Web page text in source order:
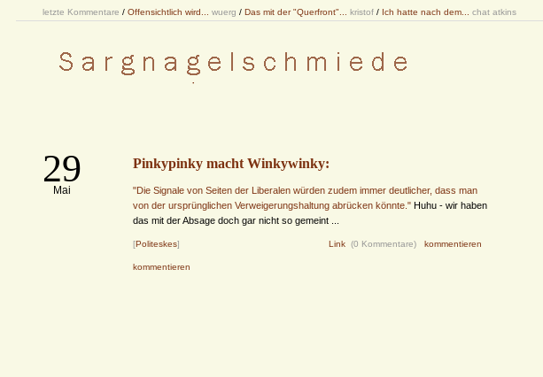
letzte Kommentare / Offensichtlich wird... wuerg / Das mit der "Querfront"... kristof / Ich hatte nach dem... chat atkins
29
Mai
Pinkypinky macht Winkywinky:
"Die Signale von Seiten der Liberalen würden zudem immer deutlicher, dass man
von der ursprünglichen Verweigerungshaltung abrücken könnte." Huhu - wir haben
das mit der Absage doch gar nicht so gemeint ...
[Politeskes] Link (0 Kommentare) kommentieren
kommentieren